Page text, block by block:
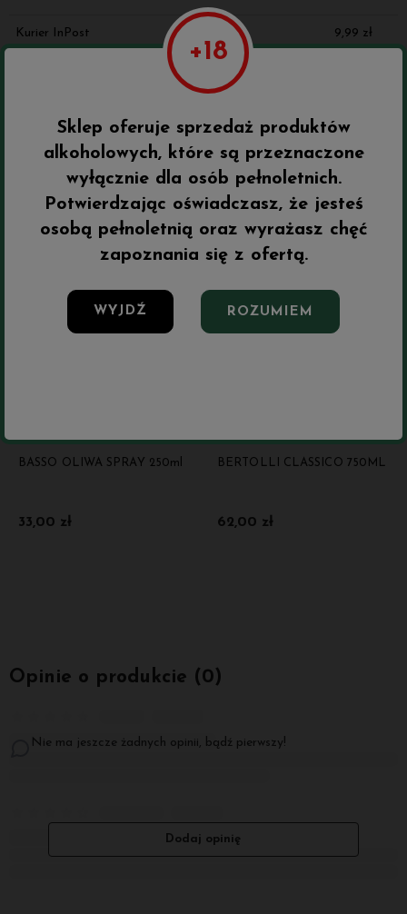
Kurier InPost 9,99 zł
Inne z tej kategorii
BASSO OLIWA SPRAY 250ml
33,00 zł
Do ulubionych
Do ulubionych
BERTOLLI CLASSICO 750ML
62,00 zł
Opinie o produkcie (0)
Nie ma jeszcze żadnych opinii, bądź pierwszy!
Dodaj opinię
Sklep oferuje sprzedaż produktów
alkoholowych, które są przeznaczone
wyłącznie dla osób pełnoletnich.
Potwierdzając oświadczasz, że jesteś
osobą pełnoletnią oraz wyrażasz chęć
zapoznania się z ofertą.
WYJDŹ ROZUMIEM